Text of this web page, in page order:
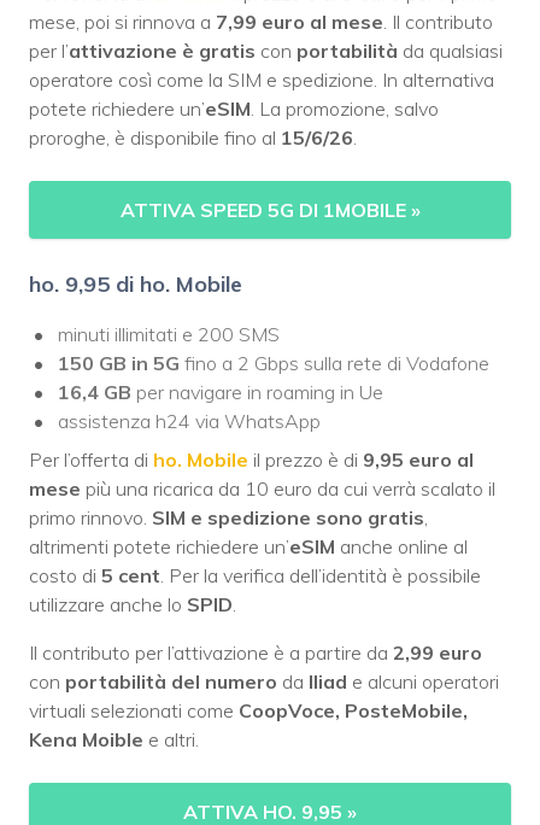
mese, poi si rinnova a 7,99 euro al mese . Il contributo
per l’attivazione è gratis con portabilità da qualsiasi
operatore così come la SIM e spedizione. In alternativa
potete richiedere un’eSIM . La promozione, salvo
proroghe, è disponibile fino al 15/6/26
ATTIVA SPEED 5G DI 1MOBILE »
ho. 9,95 di ho. Mobile
minuti illimitati e 200 SMS
150 GB in 5G fino a 2 Gbps sulla rete di Vodafone
16,4 GB per navigare in roaming in Ue
assistenza h24 via WhatsApp
Per l’offerta di ho. Mobile il prezzo è di 9,95 euro al
mese più una ricarica da 10 euro da cui verrà scalato il
primo rinnovo. SIM e spedizione sono gratis
altrimenti potete richiedere un’eSIM anche online al
costo di 5 cent . Per la verifica dell’identità è possibile
utilizzare anche lo SPID
Il contributo per l’attivazione è a partire da 2,99 euro
con portabilità del numero da Iliad e alcuni operatori
virtuali selezionati come CoopVoce, PosteMobile,
Kena Moible e altri.
ATTIVA HO. 9,95 »